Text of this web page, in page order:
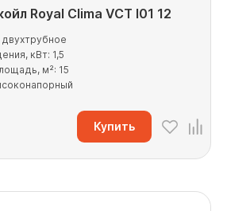
Royal Clima VCT I01 12
кВт: 1,5
м²: 15
Купить